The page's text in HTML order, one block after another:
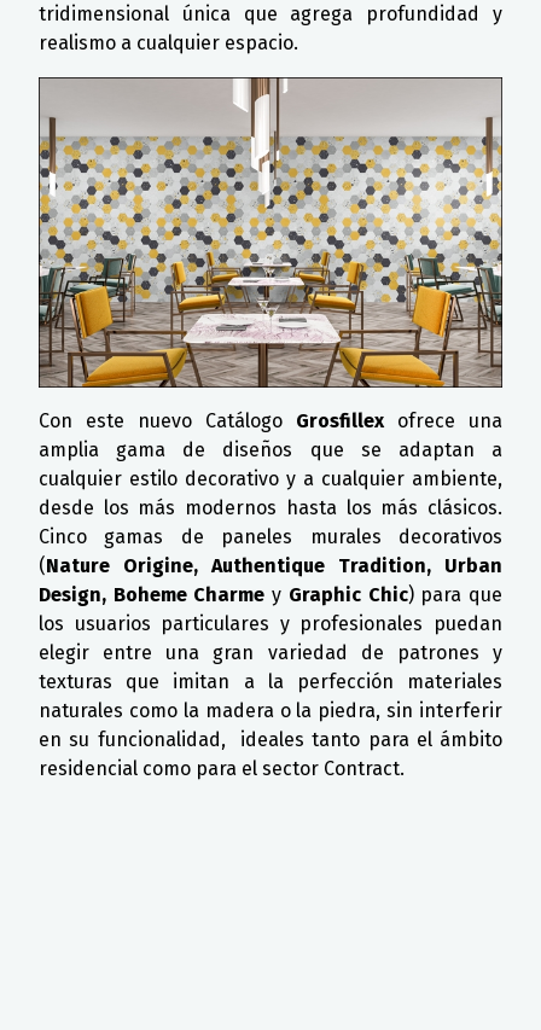
tridimensional única que agrega profundidad y
realismo a cualquier espacio.
Con este nuevo Catálogo Grosfillex ofrece una
amplia gama de diseños que se adaptan a
cualquier estilo decorativo y a cualquier ambiente,
desde los más modernos hasta los más clásicos.
Cinco gamas de paneles murales decorativos
(Nature Origine, Authentique Tradition, Urban
Design, Boheme Charmey Graphic Chic) para que
los usuarios particulares y profesionales puedan
elegir entre una gran variedad de patrones y
texturas que imitan a la perfección materiales
naturales como la madera o la piedra, sin interferir
en su funcionalidad, ideales tanto para el ámbito
residencial como para el sector Contract.